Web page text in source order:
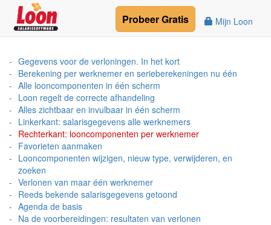
Mijn Loon
ProbeerGratis
Gegevens voor de verloningen. In het kort
Berekening per werknemer en serieberekeningen nu één
Alle looncomponenten in één scherm
Loon regelt de correcte afhandeling
Alles zichtbaar en invulbaar in één scherm
Linkerkant: salarisgegevens alle werknemers
Rechterkant: looncomponenten per werknemer
Favorieten aanmaken
Looncomponenten wijzigen, nieuw type, verwijderen, en
zoeken
Verlonen van maar één werknemer
Reeds bekende salarisgegevens getoond
Agenda de basis
Na de voorbereidingen: resultaten van verlonen